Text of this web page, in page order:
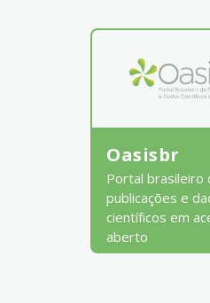
Oasisbr
Portal brasileiro
publicações e
científicos em
aberto